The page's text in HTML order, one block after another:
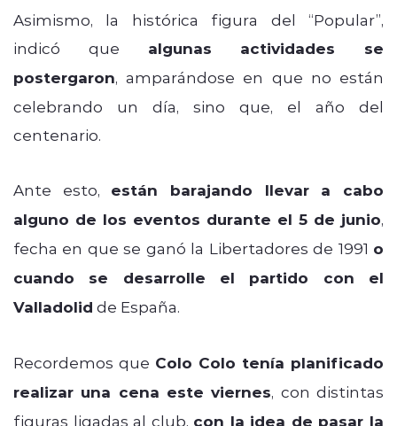
Asimismo, la histórica figura del “Popular”,
indicó que algunas actividades se
postergaron, amparándose en que no están
celebrando un día, sino que, el año del
centenario.
Ante esto, están barajando llevar a cabo
alguno de los eventos durante el 5 de junio,
fecha en que se ganó la Libertadores de 1991 o
cuando se desarrolle el partido con el
Valladolid de España.
Recordemos que Colo Colo tenía planificado
realizar una cena este viernes, con distintas
figuras ligadas al club, con la idea de pasar la